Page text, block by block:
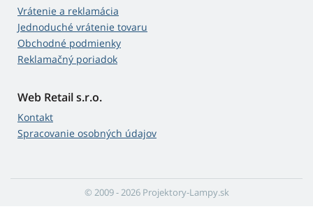
Vrátenie a reklamácia
Jednoduché vrátenie tovaru
Obchodné podmienky
Reklamačný poriadok
Web Retail s.r.o.
Kontakt
Spracovanie osobných údajov
© 2009 - 2026 Projektory-Lampy.sk